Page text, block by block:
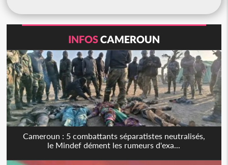
INFOSCAMEROUN
Cameroun : 5 combattants séparatistes neutralisés,
le Mindef dément les rumeurs d'exa...